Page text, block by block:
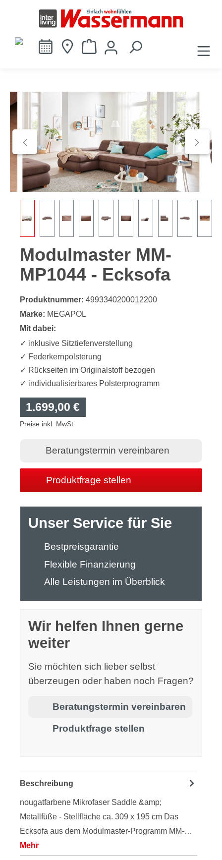
springen
Bildergalerie überspringen
Modulmaster MM-
MP1044 - Ecksofa
Produktnummer: 4993340200012200
Marke: MEGAPOL
Mit dabei:
✓ inklusive Sitztiefenverstellung
✓ Federkernpolsterung
✓ Rückseiten im Originalstoff bezogen
✓ individualisierbares Polsterprogramm
1.699,00 €
Preise inkl. MwSt.
Beratungstermin vereinbaren
Produktfrage stellen
Unser Service für Sie
Bestpreisgarantie
Flexible Finanzierung
Alle Leistungen im Überblick
Wir helfen Ihnen gerne
weiter
Sie möchten sich lieber selbst
überzeugen oder haben noch Fragen?
Beratungstermin vereinbaren
Produktfrage stellen
Beschreibung
nougatfarbene Mikrofaser Saddle &amp;
Metallfüße - Stellfläche ca. 309 x 195 cm Das
Ecksofa aus dem Modulmaster-Programm MM-…
Mehr